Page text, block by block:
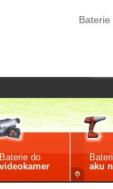
Baterie
Baterie do
videokamer
aku